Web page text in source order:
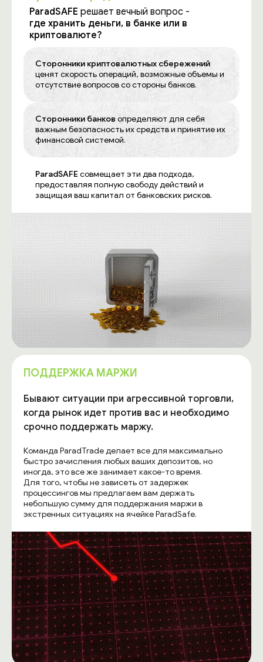
ParadSAFE решает вечный вопрос -
где хранить деньги, в банке или в
криптовалюте?
Сторонники криптовалютных сбережений
ценят скорость операций, возможные объемы и
отсутствие вопросов со стороны банков.
Сторонники банков определяют для себя
важным безопасность их средств и принятие их
финансовой системой.
ParadSAFE совмещает эти два подхода,
предоставляя полную свободу действий и
защищая ваш капитал от банковских рисков.
ПОДДЕРЖКА МАРЖИ
Бывают ситуации при агрессивной торговли,
когда рынок идет против вас и необходимо
срочно поддержать маржу.
Команда ParadTrade делает все для максимально
быстро зачисления любых ваших депозитов, но
иногда, это все же занимает какое-то время.
Для того, чтобы не зависеть от задержек
процессингов мы предлагаем вам держать
небольшую сумму для поддержания маржи в
экстренных ситуациях на ячейке ParadSafe.